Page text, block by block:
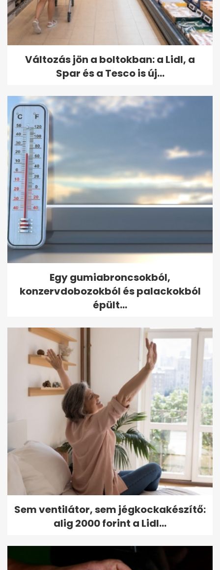
Változás jön a boltokban: a Lidl, a
Spar és a Tesco is új...
Egy gumiabroncsokból,
konzervdobozokból és palackokból
épült...
Sem ventilátor, sem jégkockakészítő:
alig 2000 forint a Lidl...